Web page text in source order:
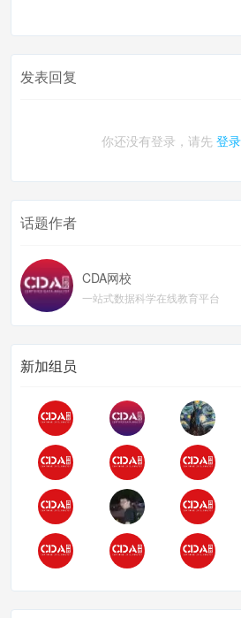
发表回复
你还没有登录，请先 登
话题作者
CDA网校
一站式数据科学在线教育平台
新加组员